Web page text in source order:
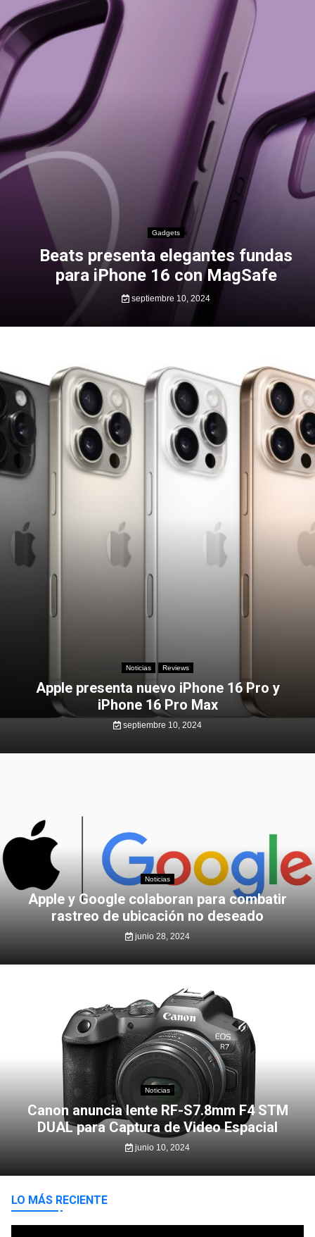
Gadgets
Beats presenta elegantes fundas
para iPhone 16 con MagSafe
septiembre 10, 2024
Noticias Reviews
Apple presenta nuevo iPhone 16 Pro y
iPhone 16 Pro Max
septiembre 10, 2024
Noticias
Apple y Google colaboran para combatir
rastreo de ubicación no deseado
junio 28, 2024
Noticias
Canon anuncia lente RF-S7.8mm F4 STM
DUAL para Captura de Video Espacial
junio 10, 2024
LO MÁS RECIENTE